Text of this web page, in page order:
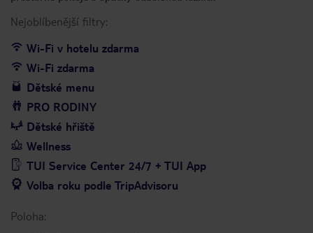
Nejoblíbenější filtry:
Wi-Fi v hotelu zdarma
Wi-Fi zdarma
Dětské menu
PRO RODINY
Dětské hřiště
Wellness
TUI Service Center 24/7 + TUI App
Volba roku podle TripAdvisoru
Poloha: